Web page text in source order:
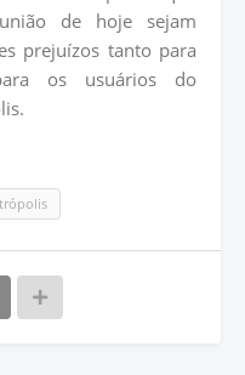
de hoje sejam
prejuízos tanto para
os usuários do